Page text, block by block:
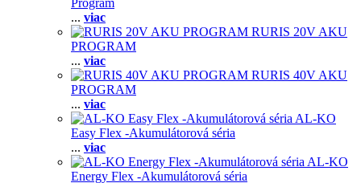
Program
... viac
RURIS 20V AKU
PROGRAM
... viac
RURIS 40V AKU
PROGRAM
... viac
AL-KO
Easy Flex -Akumulátorová séria
... viac
AL-KO
Energy Flex -Akumulátorová séria